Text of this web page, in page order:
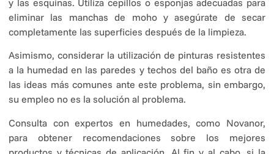
eliminar las manchas de moho y asegúrate de secar
completamente las superficies después de la limpieza.
Asimismo, considerar la utilización de pinturas resistentes
a la humedad en las paredes y techos del baño es otra de
las ideas más comunes ante este problema, sin embargo,
su empleo no es la solución al problema.
Consulta con expertos en humedades, como Novanor,
para obtener recomendaciones sobre los mejores